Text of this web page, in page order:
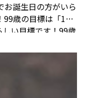
お誕生日の方がいら
99歳の目標は「100
しい目標です！99歳
birthday❤️